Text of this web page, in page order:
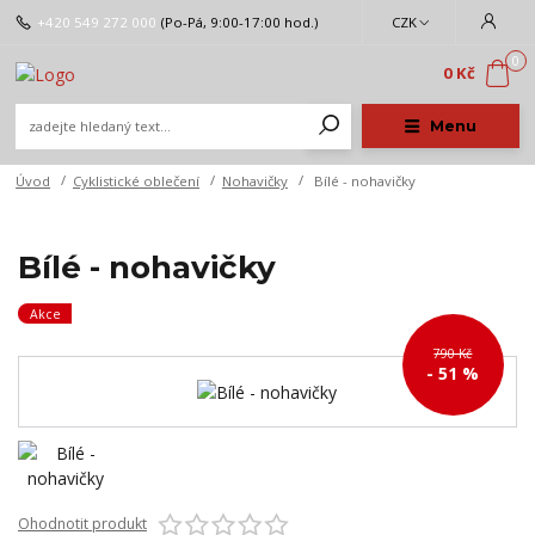
Menu
CZK
+420 549 272 000 (Po-Pá, 9:00-17:00 hod.)
0
0 Kč
Úvod Cyklistické oblečení Nohavičky Bílé - nohavičky
Bílé - nohavičky
Akce
790 Kč
- 51 %
Ohodnotit produkt